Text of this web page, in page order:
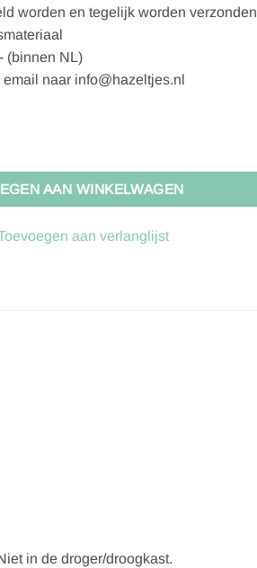
worden en tegelijk worden verzonden
(binnen NL)
naar info@hazeltjes.nl
- beetroot - yellow aantal
AAN WINKELWAGEN
aan verlanglijst
in de droger/droogkast.